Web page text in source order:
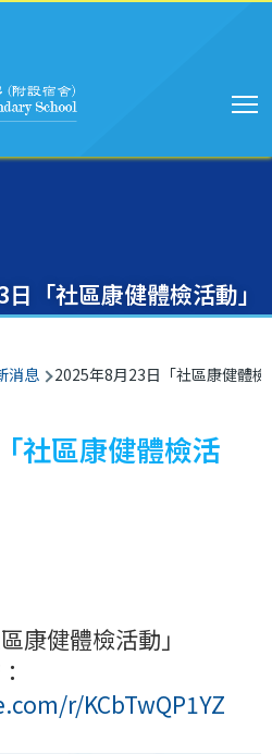
「社區康健體檢活動」
消息 2025年8月23日「社區康健體檢
社區康健體檢活
康健體檢活動」
r/KCbTwQP1YZ